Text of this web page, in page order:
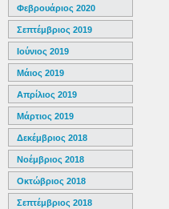
Φεβρουάριος 2020
Σεπτέμβριος 2019
Ιούνιος 2019
Μάιος 2019
Απρίλιος 2019
Μάρτιος 2019
Δεκέμβριος 2018
Νοέμβριος 2018
Οκτώβριος 2018
Σεπτέμβριος 2018